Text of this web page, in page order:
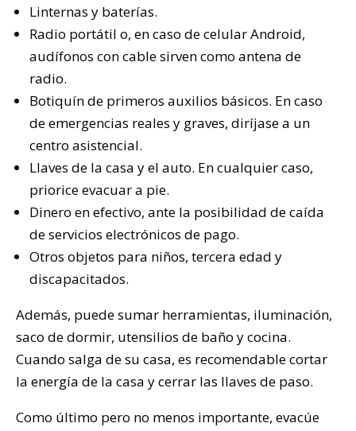
Linternas y baterías.
Radio portátil o, en caso de celular Android,
audífonos con cable sirven como antena de
radio.
Botiquín de primeros auxilios básicos. En caso
de emergencias reales y graves, diríjase a un
centro asistencial.
Llaves de la casa y el auto. En cualquier caso,
priorice evacuar a pie.
Dinero en efectivo, ante la posibilidad de caída
de servicios electrónicos de pago.
Otros objetos para niños, tercera edad y
discapacitados.
Además, puede sumar herramientas, iluminación,
saco de dormir, utensilios de baño y cocina.
Cuando salga de su casa, es recomendable cortar
la energía de la casa y cerrar las llaves de paso.
Como último pero no menos importante, evacúe